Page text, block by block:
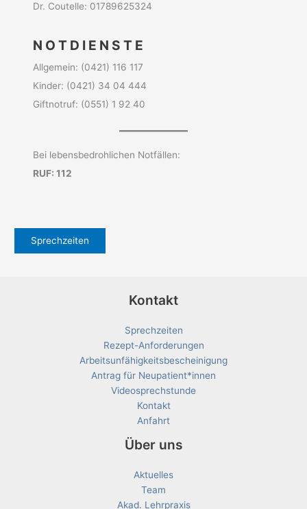
Dr. Coutelle: 01789625324
N O T D I E N S T E
Allgemein: (0421) 116 117
Kinder: (0421) 34 04 444
Giftnotruf: (0551) 1 92 40
Bei lebensbedrohlichen Notfällen:
RUF: 112
Sprechzeiten
Kontakt
Sprechzeiten
Rezept-Anforderungen
Arbeitsunfähigkeitsbescheinigung
Antrag für Neupatient*innen
Videosprechstunde
Kontakt
Anfahrt
Über uns
Aktuelles
Team
Akad. Lehrpraxis